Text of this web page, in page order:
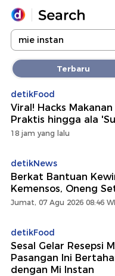
Yang sedang ramai
Loading...
Promoted
Terakhir yang dicari
Terbaru
detikFood
Viral! Hacks
Praktis hingga ala
18 jam yang lalu
detikNews
Berkat Bantuan
Kemensos, Oneng
Jumat, 07 Agu 2026 08:46
detikFood
Sesal Gelar Resepsi
Pasangan Ini
dengan Mi Instan